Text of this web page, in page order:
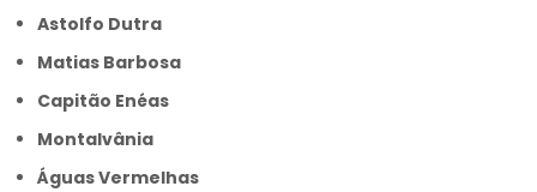
Astolfo Dutra
Matias Barbosa
Capitão Enéas
Montalvânia
Águas Vermelhas